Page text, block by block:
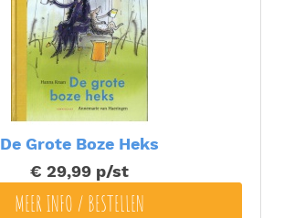
De Grote Boze Heks
€ 29,99 p/st
MEER INFO / BESTELLEN